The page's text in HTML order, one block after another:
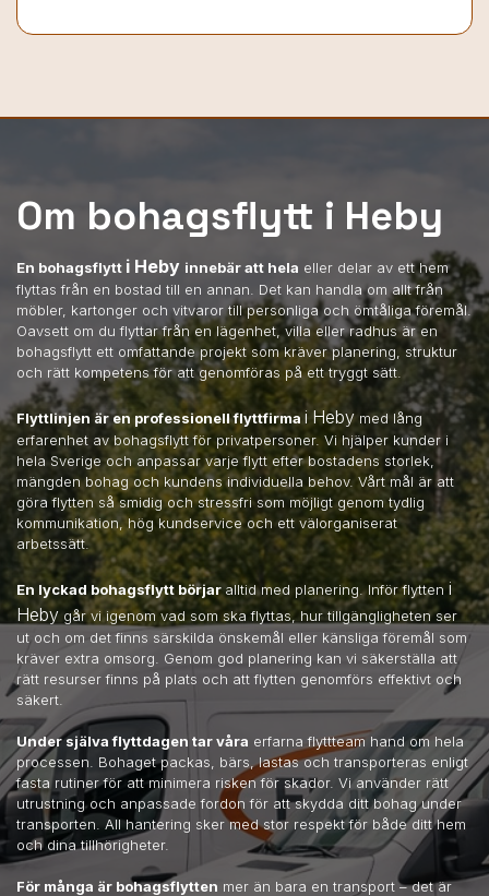
Om bohagsflytt i Heby
En bohagsflytt i Heby innebär att hela eller delar av ett hem
flyttas från en bostad till en annan. Det kan handla om allt från
möbler, kartonger och vitvaror till personliga och ömtåliga föremål.
Oavsett om du flyttar från en lägenhet, villa eller radhus är en
bohagsflytt ett omfattande projekt som kräver planering, struktur
och rätt kompetens för att genomföras på ett tryggt sätt.
Flyttlinjen är en professionell flyttfirma i Hebymed lång
erfarenhet av bohagsflytt för privatpersoner. Vi hjälper kunder i
hela Sverige och anpassar varje flytt efter bostadens storlek,
mängden bohag och kundens individuella behov. Vårt mål är att
göra flytten så smidig och stressfri som möjligt genom tydlig
kommunikation, hög kundservice och ett välorganiserat
arbetssätt.
En lyckad bohagsflytt börjar alltid med planering. Inför flytteni
Heby går vi igenom vad som ska flyttas, hur tillgängligheten ser
ut och om det finns särskilda önskemål eller känsliga föremål som
kräver extra omsorg. Genom god planering kan vi säkerställa att
rätt resurser finns på plats och att flytten genomförs effektivt och
säkert.
Under själva flyttdagen tar våra erfarna flyttteam hand om hela
processen. Bohaget packas, bärs, lastas och transporteras enligt
fasta rutiner för att minimera risken för skador. Vi använder rätt
utrustning och anpassade fordon för att skydda ditt bohag under
transporten. All hantering sker med stor respekt för både ditt hem
och dina tillhörigheter.
För många är bohagsflytten mer än bara en transport – det är